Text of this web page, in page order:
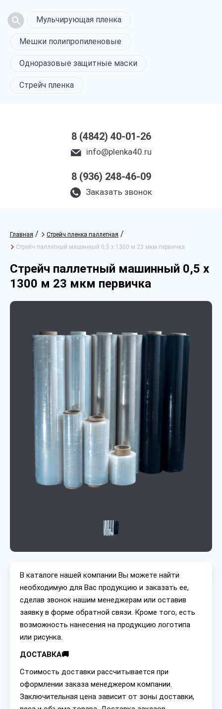
Мульчирующая пленка
Мешки полипропиленовые
Одноразовые защитные маски
Стрейч пленка
8 (4842) 40-01-26
info@plenka40.ru
8 (936) 248-46-09
Заказать звонок
Главная / Стрейч пленка паллетная /
Стрейч паллетный машинный 0,5 х 1300 м 23 мкм первичка
Стрейч паллетный машинный 0,5 х
1300 м 23 мкм первичка
В каталоге нашей компании Вы можете найти
необходимую для Вас продукцию и заказать ее,
сделав звонок нашим менеджерам или оставив
заявку в форме обратной связи. Кроме того, есть
возможность нанесения на продукцию логотипа
или рисунка.
ДОСТАВКА🚚
Стоимость доставки рассчитывается при
оформлении заказа менеджером компании.
Заключительная цена зависит от зоны доставки,